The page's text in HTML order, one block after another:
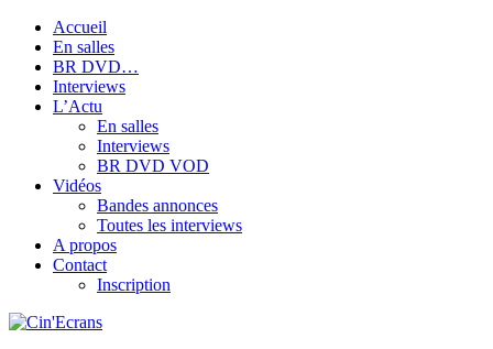
Accueil
En salles
BR DVD…
Interviews
L’Actu
En salles
Interviews
BR DVD VOD
Vidéos
Bandes annonces
Toutes les interviews
A propos
Contact
Inscription